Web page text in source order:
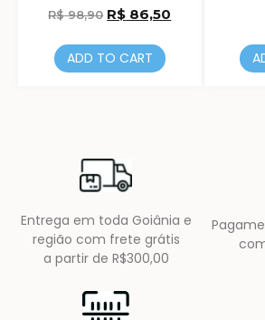
R$98,90 R$ 86,50
ADD TO CART
Entrega em toda Goiânia e
região com frete grátis
a partir de R$300,00